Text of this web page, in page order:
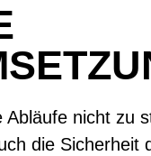
Abläufe nicht zu
die Sicherheit